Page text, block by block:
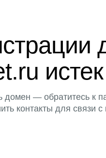
истек
домен — обратитесь к
контакты для связи